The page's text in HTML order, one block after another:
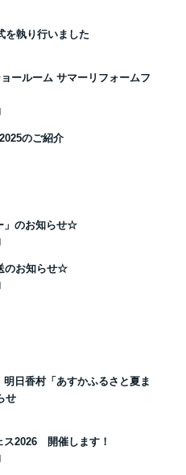
を執り行いました
ールーム サマーリフォームフ
のご紹介
」のお知らせ☆
のお知らせ☆
明日香村「あすかふるさと夏ま
せ
ス2026 開催します！